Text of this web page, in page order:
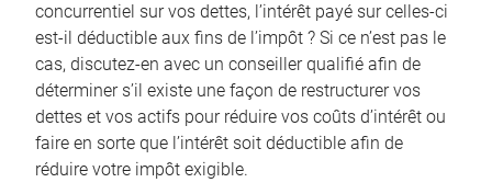
concurrentiel sur vos dettes, l’intérêt payé sur celles-ci
est-il déductible aux fins de l’impôt ? Si ce n’est pas le
cas, discutez-en avec un conseiller qualifié afin de
déterminer s’il existe une façon de restructurer vos
dettes et vos actifs pour réduire vos coûts d’intérêt ou
faire en sorte que l’intérêt soit déductible afin de
réduire votre impôt exigible.